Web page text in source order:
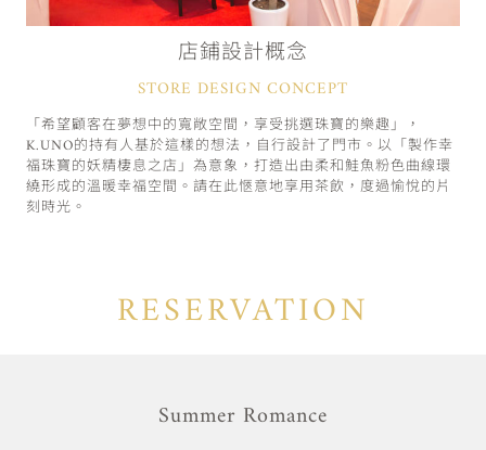
店鋪設計概念
STORE DESIGN CONCEPT
「希望顧客在夢想中的寬敞空間，享受挑選珠寶的樂趣」，
K.UNO的持有人基於這樣的想法，自行設計了門市。以「製作幸
福珠寶的妖精棲息之店」為意象，打造出由柔和鮭魚粉色曲線環
繞形成的溫暖幸福空間。請在此愜意地享用茶飲，度過愉悅的片
刻時光。
RESERVATION
Summer Romance